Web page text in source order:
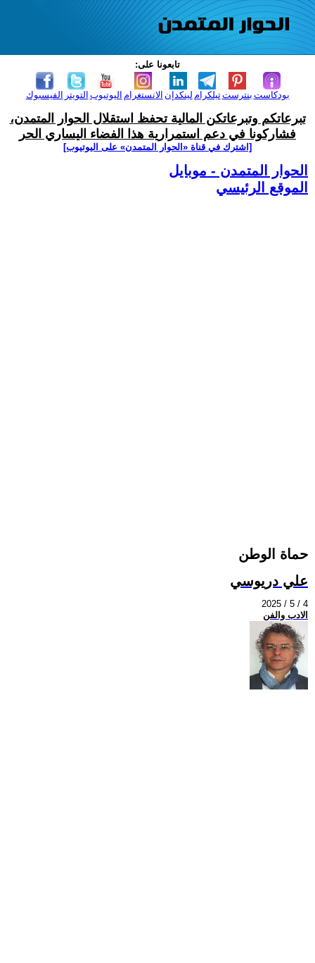
تابعونا على:
الفيسبوك التويتر اليوتيوب الانستغرام لينكدإن تيلكرامبنترست بودكاست
تبرعاتكم وتبرعاتكن المالية تحفظ استقلال الحوار المتمدن،
فشاركونا في دعم استمرارية هذا الفضاء اليساري الحر
[اشترك في قناة ‫«الحوار المتمدن» على اليوتيوب]
الحوار المتمدن - موبايل
الموقع الرئيسي
حماة الوطن
علي دريوسي
2025 / 5 / 4
الادب والفن